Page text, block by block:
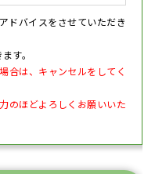
ドバイスをさせていただき
す。
合は、キャンセルをしてく
のほどよろしくお願いいた